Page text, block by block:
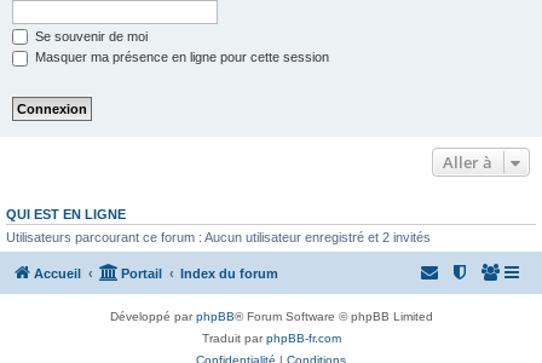
Se souvenir de moi
Masquer ma présence en ligne pour cette session
Aller à
QUI EST EN LIGNE
Utilisateurs parcourant ce forum : Aucun utilisateur enregistré et 2 invités
Accueil Portail Index du forum
Développé parphpBB® Forum Software © phpBB Limited
Traduit parphpBB-fr.com
Confidentialité | Conditions